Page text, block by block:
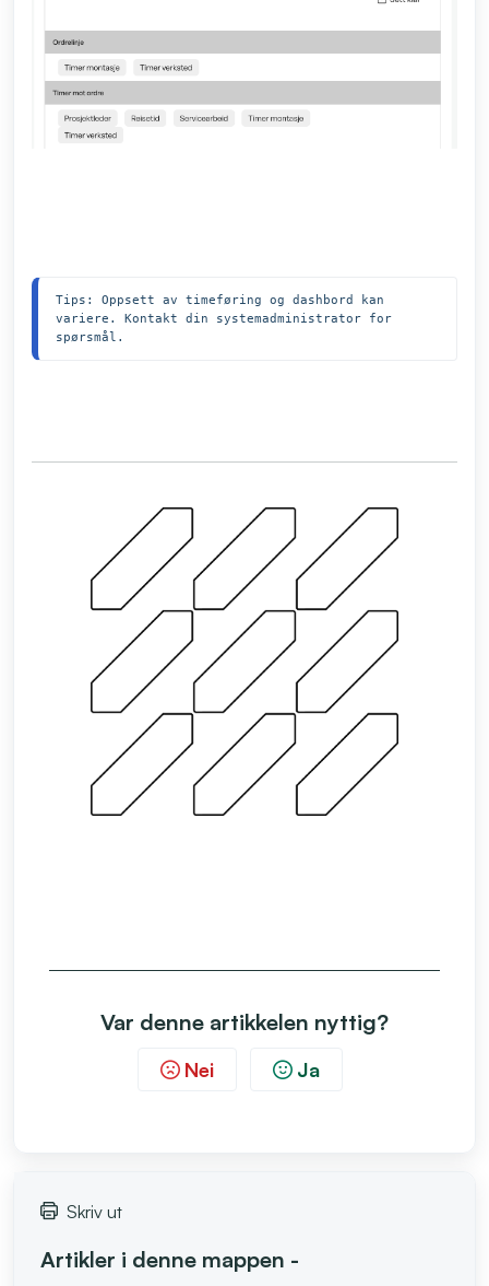
Tips: Oppsett av timeføring og dashbord kan
variere. Kontakt din systemadministrator for
spørsmål.
Var denne artikkelen nyttig?
Nei Ja
Skriv ut
Artikler i denne mappen -